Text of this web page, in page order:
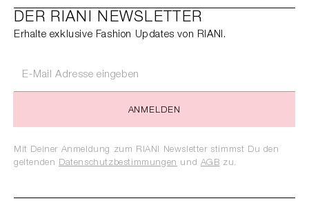
DER RIANI NEWSLETTER
Erhalte exklusive Fashion Updates von RIANI.
ANMELDEN
Mit Deiner Anmeldung zum RIANI Newsletter stimmst Du den
geltenden Datenschutzbestimmungen und AGB zu.